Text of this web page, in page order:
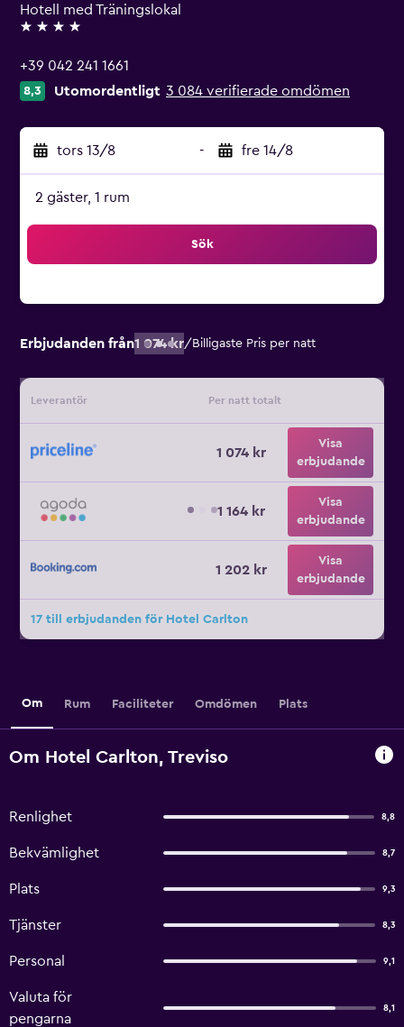
Hotell med Träningslokal
4 stjärnor
+39 042 241 1661
8,3 Utomordentligt 3 084 verifierade omdömen
tors 13/8 - fre 14/8
2 gäster, 1 rum
Sök
Erbjudanden från1 074 kr/ Billigaste Pris per natt
Leverantör Per natt totalt
1 074 kr
Visa
erbjudande
1 164 kr
Visa
erbjudande
1 202 kr
Visa
erbjudande
17 till erbjudanden för Hotel Carlton
Om Rum Faciliteter Omdömen Plats
Om Hotel Carlton, Treviso
Renlighet 8,8
Bekvämlighet 8,7
Plats 9,3
Tjänster 8,3
Personal 9,1
Valuta för
pengarna
8,1